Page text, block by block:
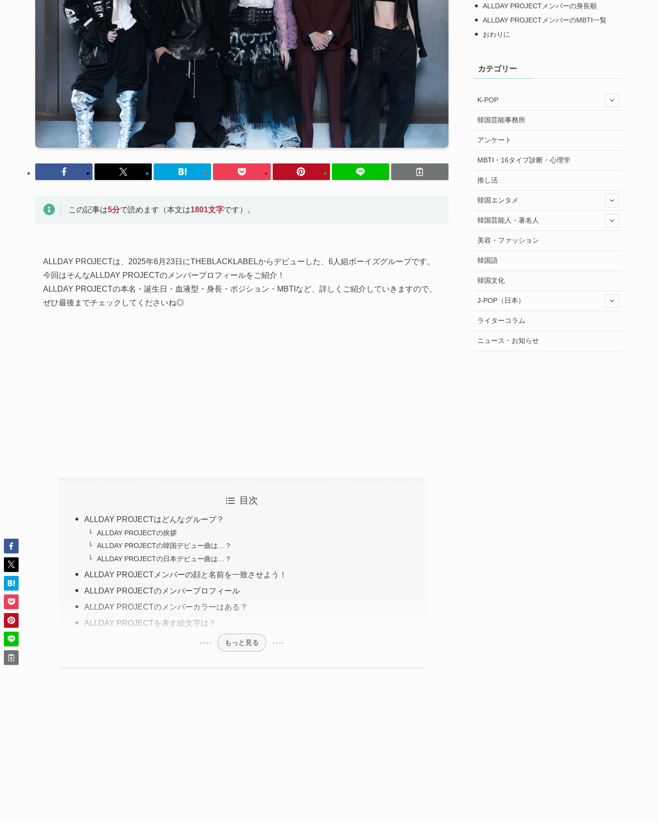
この記事は5分で読めます（本文は1801文字です）。
ALLDAY PROJECTは、2025年6月23日にTHEBLACKLABELからデビューした、6人組ボーイズグループです。
今回はそんなALLDAY PROJECTのメンバープロフィールをご紹介！
ALLDAY PROJECTの本名・誕生日・血液型・身長・ポジション・MBTIなど、詳しくご紹介していきますので、
ぜひ最後までチェックしてくださいね◎
目次
ALLDAY PROJECTはどんなグループ？
ALLDAY PROJECTの挨拶
ALLDAY PROJECTの韓国デビュー曲は…？
ALLDAY PROJECTの日本デビュー曲は…？
ALLDAY PROJECTメンバーの顔と名前を一致させよう！
ALLDAY PROJECTのメンバープロフィール
ALLDAY PROJECTのメンバーカラーはある？
ALLDAY PROJECTを表す絵文字は？
もっと見る
ALLDAY PROJECTメンバーの身長順
ALLDAY PROJECTメンバーのMBTI一覧
おわりに
カテゴリー
K-POP
韓国芸能事務所
アンケート
MBTI・16タイプ診断・心理学
推し活
韓国エンタメ
韓国芸能人・著名人
美容・ファッション
韓国語
韓国文化
J-POP（日本）
ライターコラム
ニュース・お知らせ